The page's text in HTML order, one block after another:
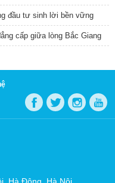
đầu tư sinh lời bền vững
cấp giữa lòng Bắc Giang